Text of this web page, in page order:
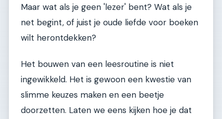
Maar wat als je geen 'lezer' bent? Wat als je
net begint, of juist je oude liefde voor boeken
wilt herontdekken?
Het bouwen van een leesroutine is niet
ingewikkeld. Het is gewoon een kwestie van
slimme keuzes maken en een beetje
doorzetten. Laten we eens kijken hoe je dat